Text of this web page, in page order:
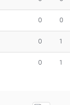
0 0
0 1
0 1